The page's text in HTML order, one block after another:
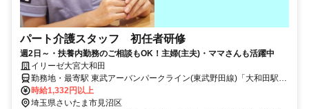
パート介護スタッフ 初任者研修
週2日～・扶養内勤務のご相談もOK！主婦(主夫)・ママさんも活躍中
イリーゼ大宮大和田
勤務地・最寄駅 東武アーバンパークライン(東武野田線)「大和田駅」
より徒歩約19分(約1.5km) ※車通勤OK
時給1,332円以上
埼玉県さいたま市見沼区